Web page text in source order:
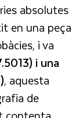
absolutes
en una peça
i va
i una
, aquesta
de